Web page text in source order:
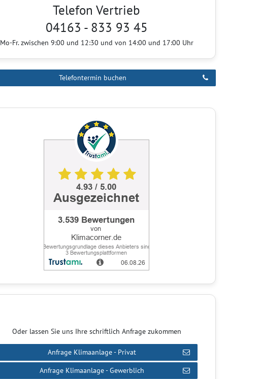
Telefon Vertrieb
04163 - 833 93 45
Mo-Fr. zwischen 9:00 und 12:30 und von 14:00 und 17:00 Uhr
Telefontermin buchen
Oder lassen Sie uns Ihre schriftlich Anfrage zukommen
Anfrage Klimaanlage - Privat
Anfrage Klimaanlage - Gewerblich